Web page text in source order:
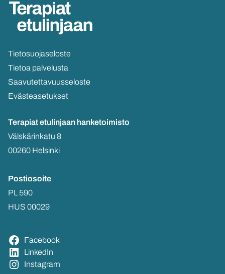
Tie­to­suo­ja­se­los­te
Tie­toa pal­ve­lus­ta
Saa­vu­tet­ta­vuus­se­los­te
Eväs­tea­se­tuk­set
Te­ra­piat etu­lin­jaan han­ke­toi­mis­to
Väls­kä­rin­ka­tu 8
00260 Hel­sin­ki
Pos­tio­soi­te
PL 590
HUS 00029
Face­book
Lin­ke­dIn
Ins­ta­gram